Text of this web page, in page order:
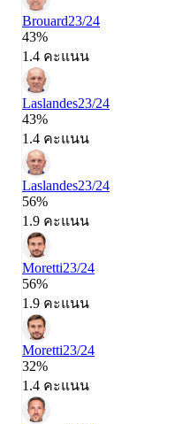
Brouard23/24
43%
1.4 คะแนน
Laslandes23/24
43%
1.4 คะแนน
Laslandes23/24
56%
1.9 คะแนน
Moretti23/24
56%
1.9 คะแนน
Moretti23/24
32%
1.4 คะแนน